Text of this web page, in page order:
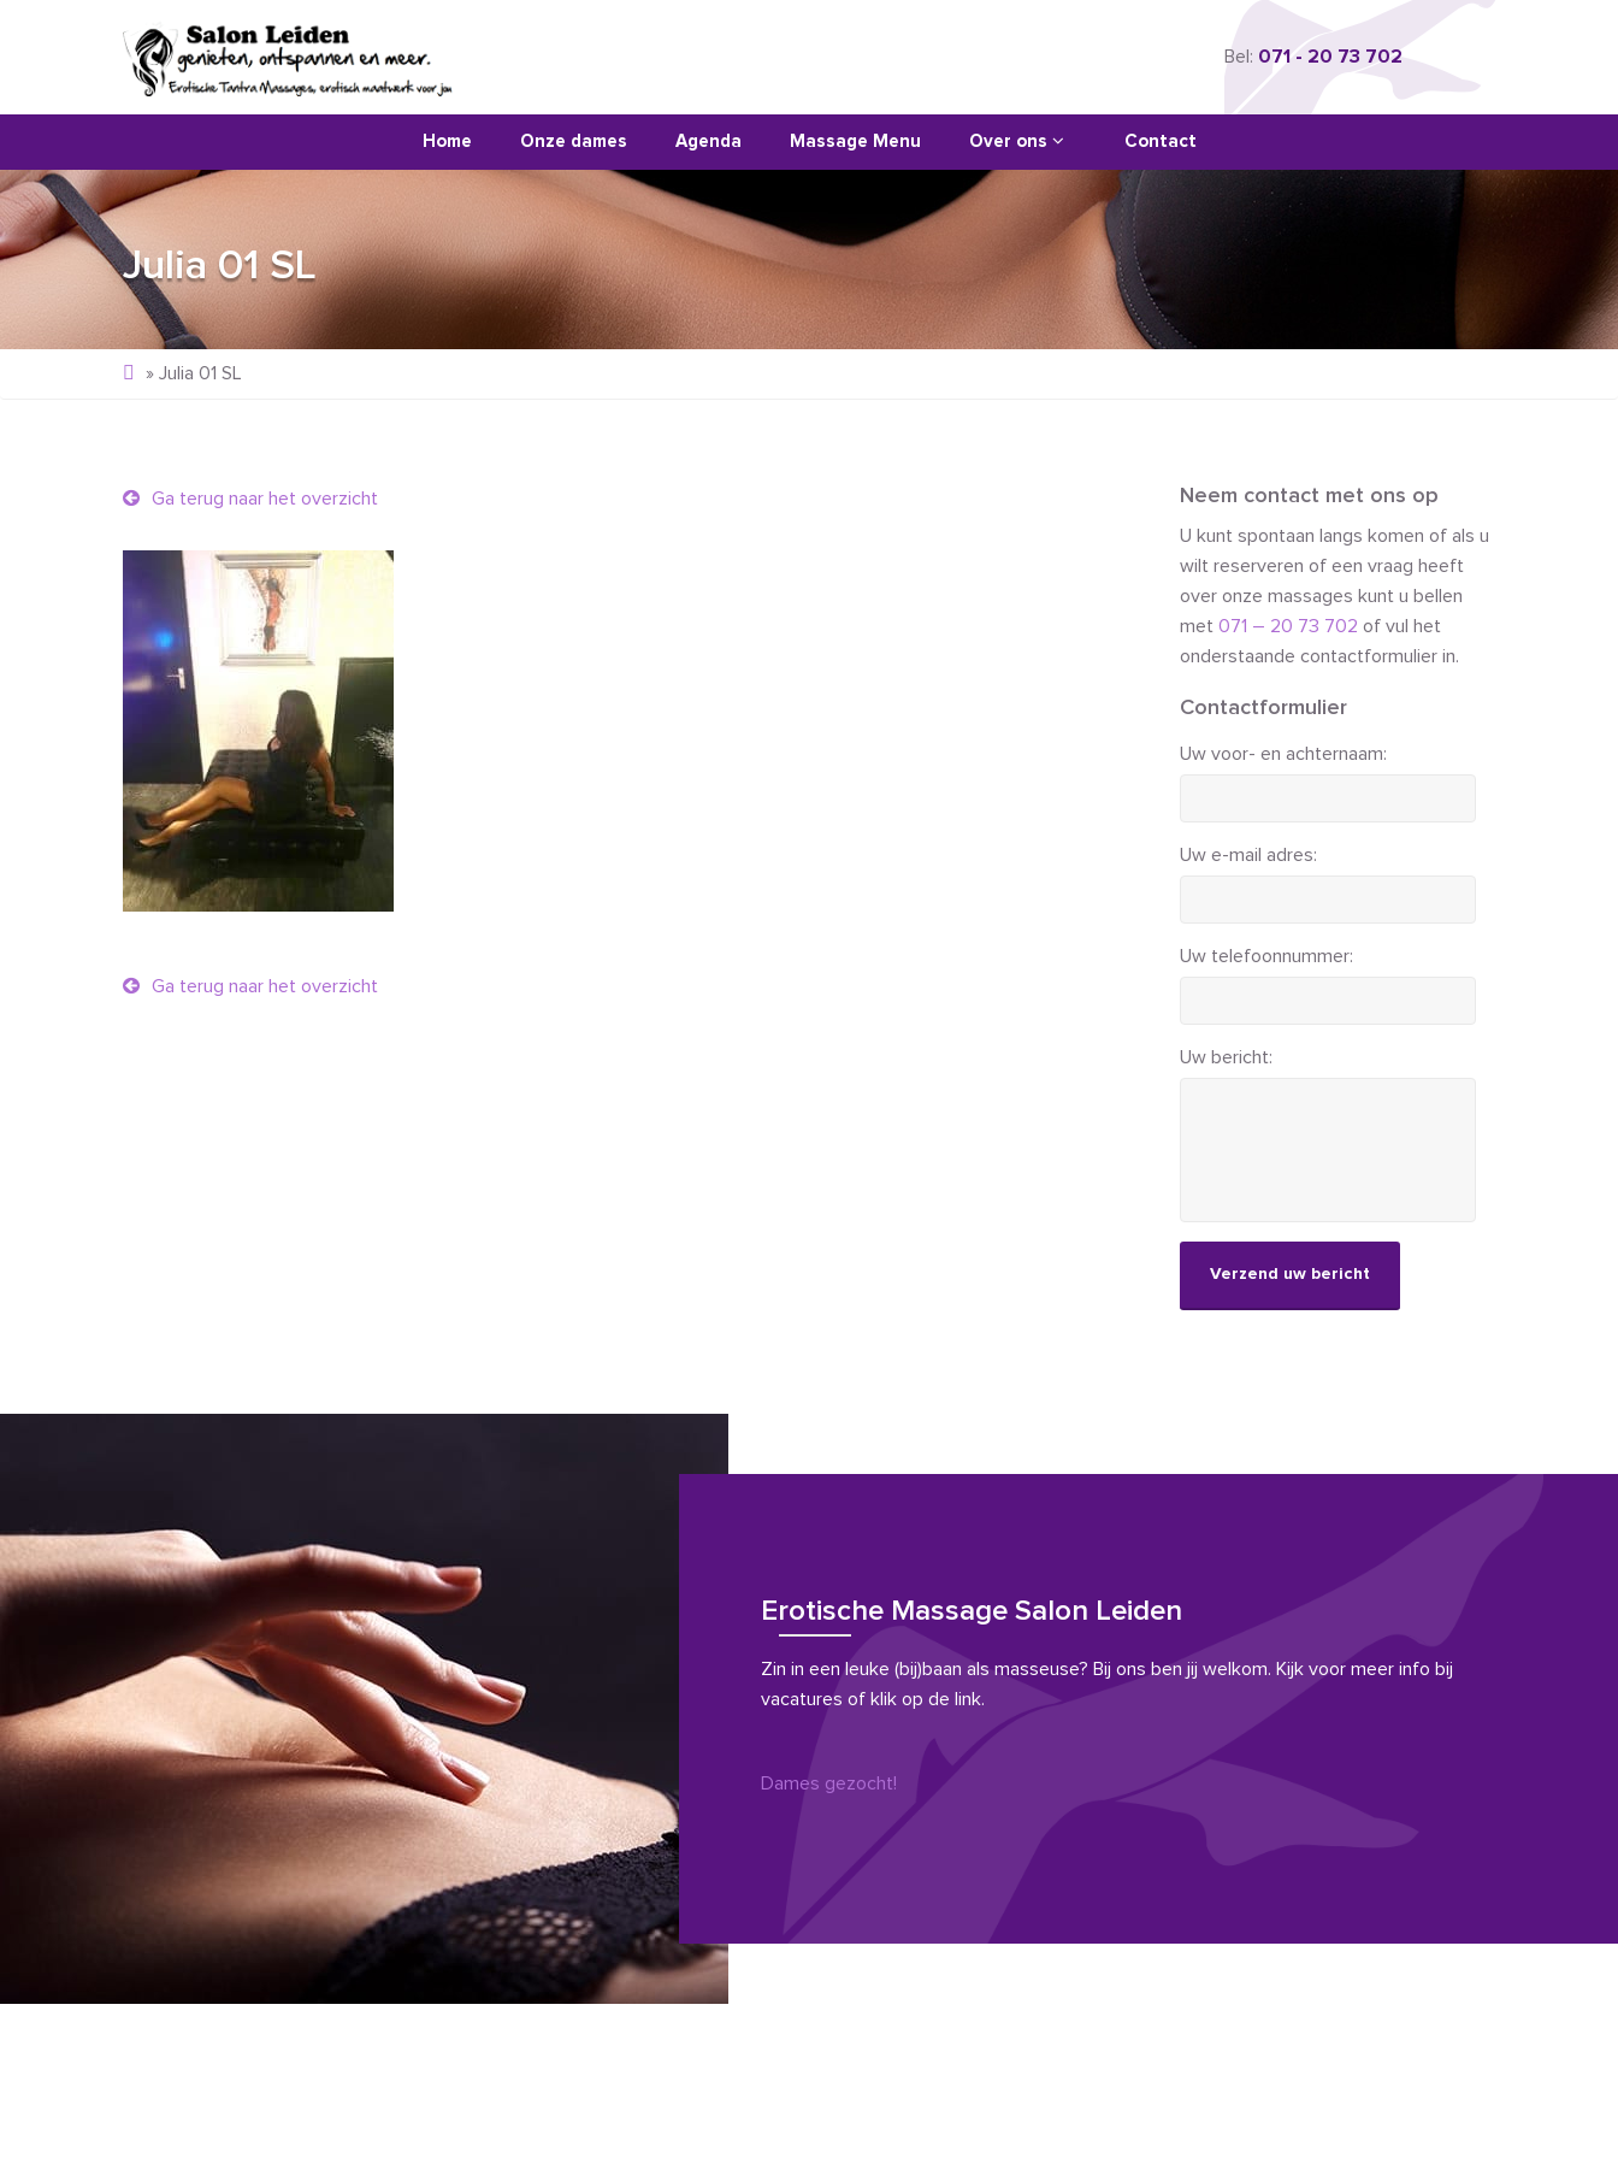
Bel: 071 - 20 73 702
Home Onze dames Agenda Massage Menu Over ons Contact
Julia 01 SL
» Julia 01 SL
Ga terug naar het overzicht
Ga terug naar het overzicht
Neem contact met ons op
U kunt spontaan langs komen of als u
wilt reserveren of een vraag heeft
over onze massages kunt u bellen
met 071 – 20 73 702 of vul het
onderstaande contactformulier in.
Contactformulier
Uw voor- en achternaam:
Uw e-mail adres:
Uw telefoonnummer:
Uw bericht:
Erotische Massage Salon Leiden
Zin in een leuke (bij)baan als masseuse? Bij ons ben jij welkom. Kijk voor meer info bij
vacatures of klik op de link.
Dames gezocht!